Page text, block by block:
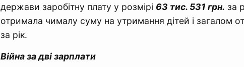
держави заробітну плату у розмірі 63 тис. 531 грн. за
отримала чималу суму на утримання дітей і загалом
за рік.
Війна за дві зарплати